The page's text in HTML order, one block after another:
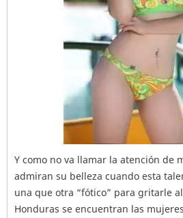
Y como no va llamar la atención de
admiran su belleza cuando esta
una que otra “fótico” para gritarle
Honduras se encuentran las